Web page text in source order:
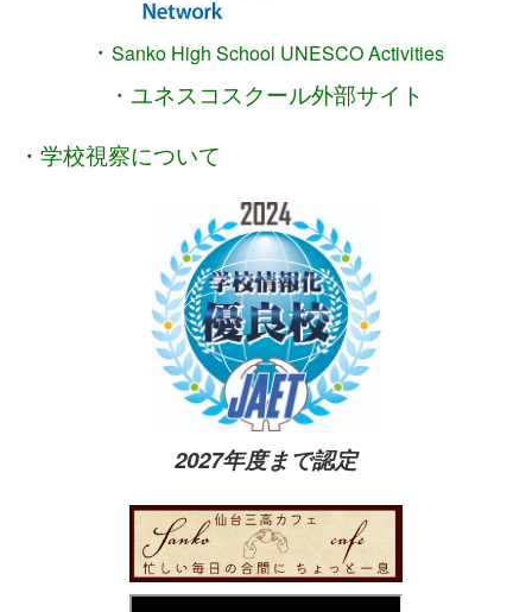
・ Sanko High School UNESCO Activities
・ユネスコスクール外部サイト
・ 学校視察について
2027年度まで認定